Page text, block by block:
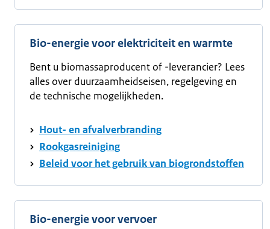
Bio-energie voor elektriciteit en warmte
Bent u biomassaproducent of -leverancier? Lees
alles over duurzaamheidseisen, regelgeving en
de technische mogelijkheden.
Hout- en afvalverbranding
Rookgasreiniging
Beleid voor het gebruik van biogrondstoffen
Bio-energie voor vervoer